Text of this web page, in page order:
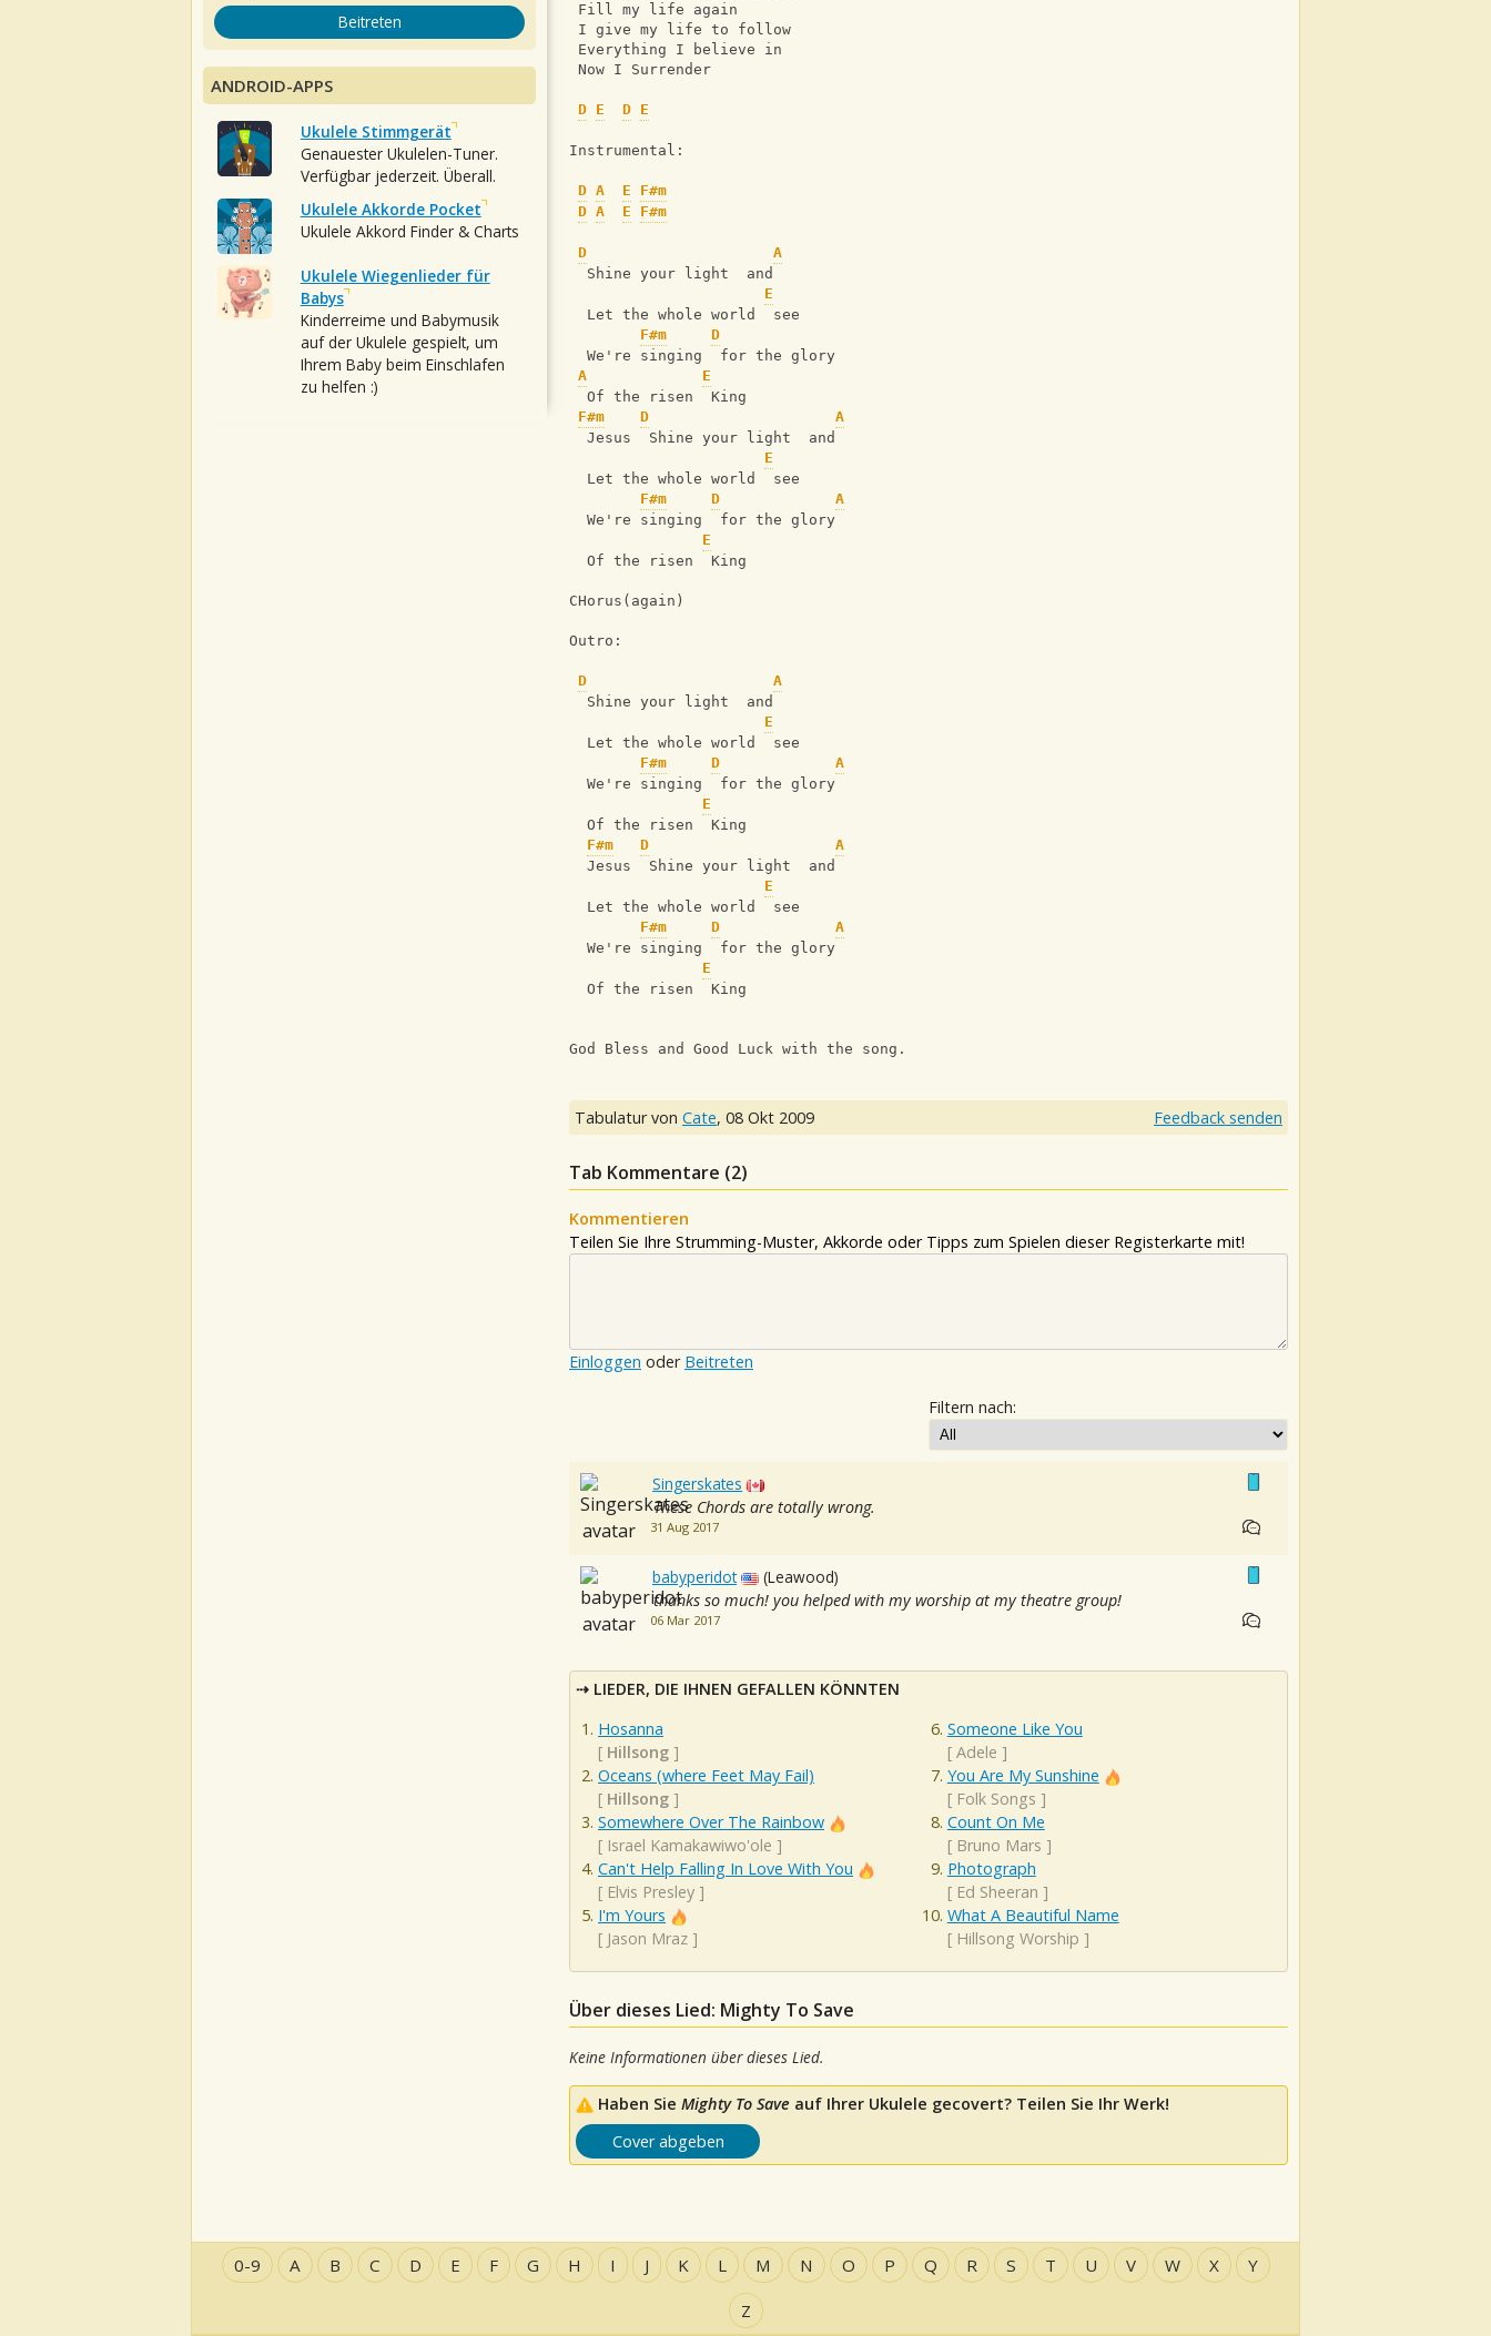
Fill my life again
I give my life to follow
Everything I believe in
Now I Surrender
D E D E
Instrumental:
D A E
F#m
D A E F#m
D
A
  Shine your light  and
E
  Let the whole world  see
F#m
D
  We're singing  for the glory
A
E
  Of the risen  King
F#m
D
A
  Jesus  Shine your light  and
E
  Let the whole world  see
F#m
D
A
  We're singing  for the glory
E
  Of the risen  King
CHorus(again)
Outro:
D
A
  Shine your light  and
E
  Let the whole world  see
F#m
D
A
  We're singing  for the glory
E
  Of the risen  King
F#m
D
A
  Jesus  Shine your light  and
E
  Let the whole world  see
F#m
D
A
  We're singing  for the glory
E
  Of the risen  King
God Bless and Good Luck with the song.
Tabulatur von Cate, 08 Okt 2009 Feedback senden
Tab Kommentare (2)
Kommentieren
Teilen Sie Ihre Strumming-Muster, Akkorde oder Tipps zum Spielen dieser Registerkarte mit!
Einloggen oder Beitreten
Filtern nach:
Singerskates
These Chords are totally wrong.
31 Aug 2017
babyperidot
(Leawood)
thanks so much! you helped with my worship at my theatre group!
06 Mar 2017
LIEDER, DIE IHNEN GEFALLEN KÖNNTEN
Hosanna
[ Hillsong ]
Oceans (where Feet May Fail)
[ Hillsong ]
Somewhere Over The Rainbow
[ Israel Kamakawiwo'ole ]
Can't Help Falling In Love With You
[ Elvis Presley ]
I'm Yours
[ Jason Mraz ]
Someone Like You
[ Adele ]
You Are My Sunshine
[ Folk Songs ]
Count On Me
[ Bruno Mars ]
Photograph
[ Ed Sheeran ]
What A Beautiful Name
[ Hillsong Worship ]
Über dieses Lied: Mighty To Save
Keine Informationen über dieses Lied.
Haben Sie Mighty To Save auf Ihrer Ukulele gecovert? Teilen Sie Ihr Werk!
Cover abgeben
Beitreten
ANDROID-APPS
Ukulele Stimmgerät
Genauester Ukulelen-Tuner.
Verfügbar jederzeit. Überall.
Ukulele Akkorde Pocket
Ukulele Akkord Finder & Charts
Ukulele Wiegenlieder für
Babys
Kinderreime und Babymusik
auf der Ukulele gespielt, um
Ihrem Baby beim Einschlafen
zu helfen :)
0-9 A B C D E F G H I J K L M N O P Q R S T U V W X Y
Z